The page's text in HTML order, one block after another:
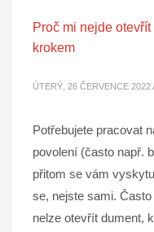
Proč mi nejde
krokem
ÚTERÝ, 26 ČERVENCE 2022
Potřebujete pracovat
povolení (často např.
přitom se vám
se, nejste sami.
nelze otevřít dument,